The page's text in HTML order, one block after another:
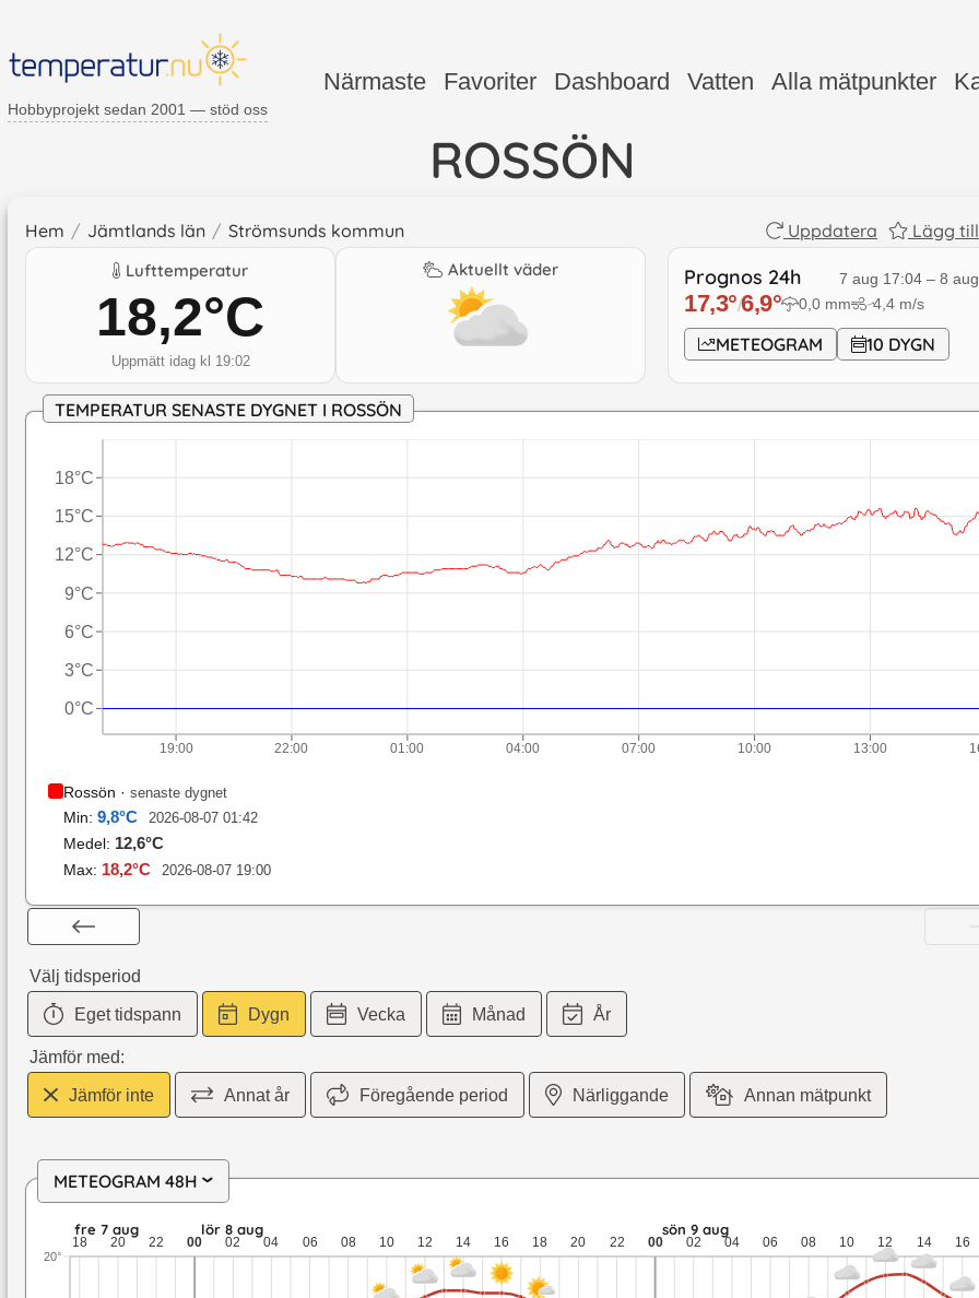
Hobbyprojekt sedan 2001 — stöd oss
Närmaste Favoriter Dashboard Vatten Alla mätpunkter
ROSSÖN
Hem / Jämtlands län / Strömsunds kommun Uppdatera Lägg
Lufttemperatur
18,2°C
Uppmätt idag kl 19:02
Aktuellt väder Prognos 24h 7 aug 17:04 – 8
17,3°/6,9° 0,0mm ↓4,4m/s
METEOGRAM 10 DYGN
TEMPERATUR SENASTE DYGNET I ROSSÖN
19:00 22:00 01:00 04:00 07:00 10:00 13:00
0°C
3°C
6°C
9°C
12°C
15°C
18°C
Rossön · senaste dygnet
Min: 9,8°C 2026-08-07 01:42
Medel: 12,6°C
Max: 18,2°C 2026-08-07 19:00
Välj tidsperiod
Eget tidspann Dygn Vecka Månad År
Jämför med:
Jämför inte Annat år Föregående period Närliggande Annan mätpunkt
METEOGRAM 48H›
fre 7 aug: 12 till 8,4 grader: ingen nederbörd: upp till 4,4 meter per sekund vind. lör 8 aug: 17,3 till 6,9 grader: ingen
fre 7 aug lör 8 aug sön 9 aug
18 20 22 00 02 04 06 08 10 12 14 16 18 20 22 00 02 04 06 08 10 12 14 16
20°